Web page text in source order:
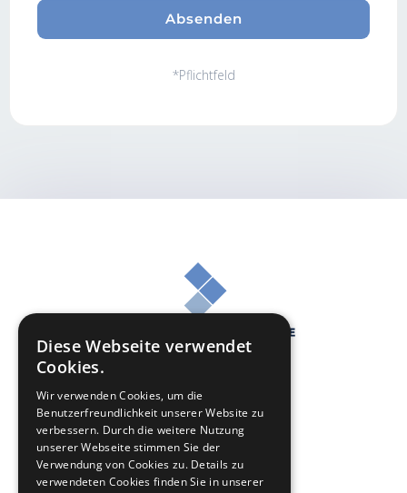
*Pflichtfeld
Online Casino Geld zurück
Sportwetten Geld zurück
Diese Webseite verwendet
Cookies.
Wir verwenden Cookies, um die
Benutzerfreundlichkeit unserer Website zu
verbessern. Durch die weitere Nutzung
unserer Webseite stimmen Sie der
Verwendung von Cookies zu. Details zu
verwendeten Cookies finden Sie in unserer